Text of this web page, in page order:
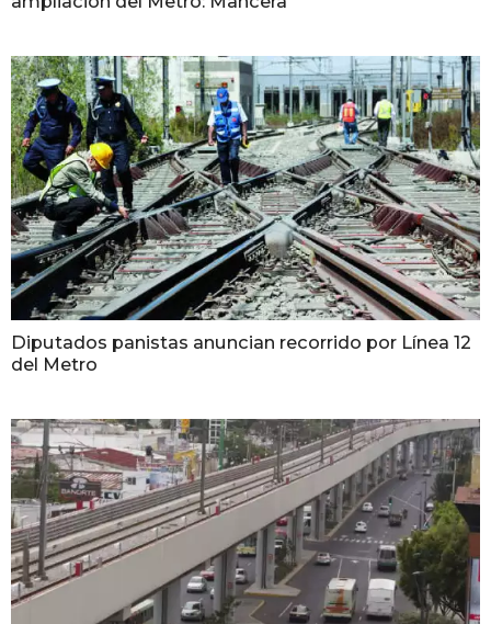
Diputados panistas anuncian recorrido por Línea 12
del Metro